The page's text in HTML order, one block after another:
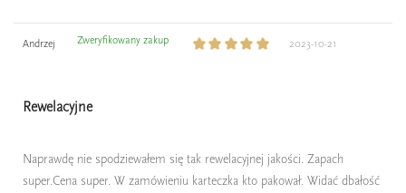
Andrzej Zweryfikowany zakup 2023-10-21
Rewelacyjne
Naprawdę nie spodziewałem się tak rewelacyjnej jakości. Zapach
super.Cena super. W zamówieniu karteczka kto pakował. Widać dbałość